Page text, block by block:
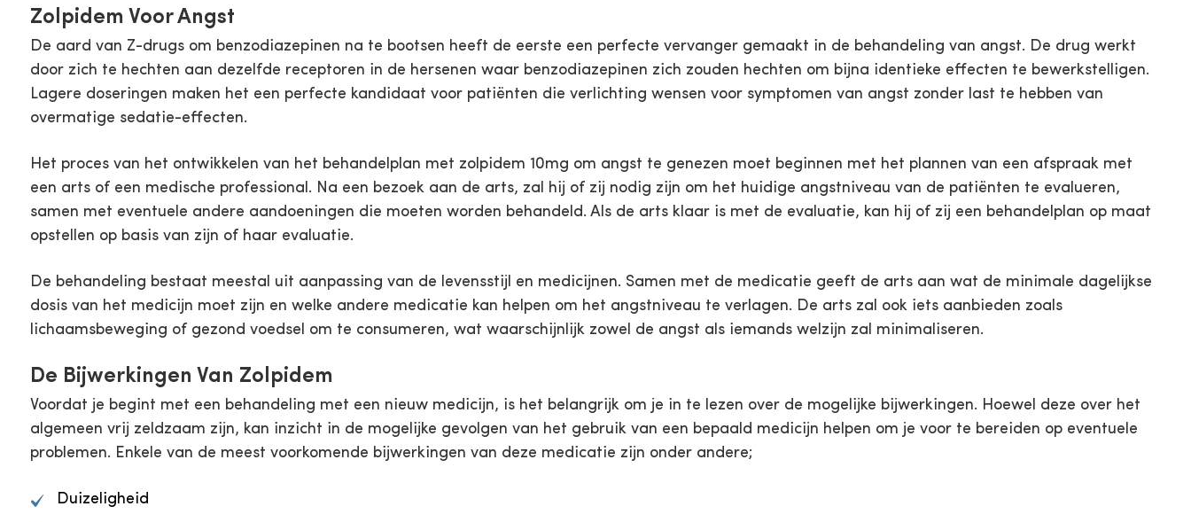
Zolpidem Voor Angst
De aard van Z-drugs om benzodiazepinen na te bootsen heeft de eerste een perfecte vervanger gemaakt in de behandeling van angst. De drug werkt
door zich te hechten aan dezelfde receptoren in de hersenen waar benzodiazepinen zich zouden hechten om bijna identieke effecten te bewerkstelligen.
Lagere doseringen maken het een perfecte kandidaat voor patiënten die verlichting wensen voor symptomen van angst zonder last te hebben van
overmatige sedatie-effecten.
Het proces van het ontwikkelen van het behandelplan met zolpidem 10mg om angst te genezen moet beginnen met het plannen van een afspraak met
een arts of een medische professional. Na een bezoek aan de arts, zal hij of zij nodig zijn om het huidige angstniveau van de patiënten te evalueren,
samen met eventuele andere aandoeningen die moeten worden behandeld. Als de arts klaar is met de evaluatie, kan hij of zij een behandelplan op maat
opstellen op basis van zijn of haar evaluatie.
De behandeling bestaat meestal uit aanpassing van de levensstijl en medicijnen. Samen met de medicatie geeft de arts aan wat de minimale dagelijkse
dosis van het medicijn moet zijn en welke andere medicatie kan helpen om het angstniveau te verlagen. De arts zal ook iets aanbieden zoals
lichaamsbeweging of gezond voedsel om te consumeren, wat waarschijnlijk zowel de angst als iemands welzijn zal minimaliseren.
De Bijwerkingen Van Zolpidem
Voordat je begint met een behandeling met een nieuw medicijn, is het belangrijk om je in te lezen over de mogelijke bijwerkingen. Hoewel deze over het
algemeen vrij zeldzaam zijn, kan inzicht in de mogelijke gevolgen van het gebruik van een bepaald medicijn helpen om je voor te bereiden op eventuele
problemen. Enkele van de meest voorkomende bijwerkingen van deze medicatie zijn onder andere;
Duizeligheid